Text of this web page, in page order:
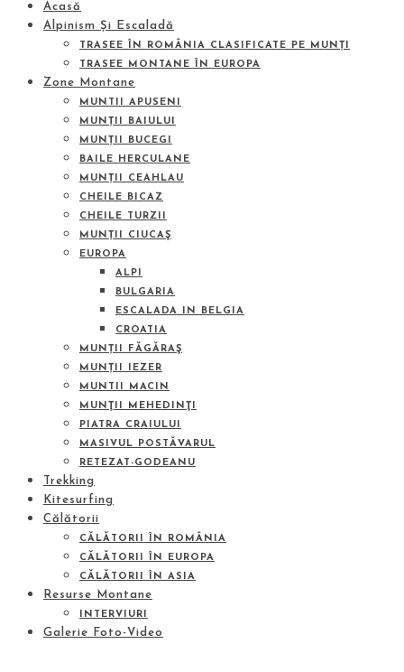
Acasă
Alpinism Și Escaladă
TRASEE ÎN ROMÂNIA CLASIFICATE PE MUNȚI
TRASEE MONTANE ÎN EUROPA
Zone Montane
MUNTII APUSENI
MUNȚII BAIULUI
MUNȚII BUCEGI
BAILE HERCULANE
MUNȚII CEAHLAU
CHEILE BICAZ
CHEILE TURZII
MUNȚII CIUCAŞ
EUROPA
ALPI
BULGARIA
ESCALADA IN BELGIA
CROATIA
MUNȚII FĂGĂRAŞ
MUNȚII IEZER
MUNTII MACIN
MUNŢII MEHEDINŢI
PIATRA CRAIULUI
MASIVUL POSTĂVARUL
RETEZAT-GODEANU
Trekking
Kitesurfing
Călătorii
CĂLĂTORII ÎN ROMÂNIA
CĂLĂTORII ÎN EUROPA
CĂLĂTORII ÎN ASIA
Resurse Montane
INTERVIURI
Galerie Foto-Video